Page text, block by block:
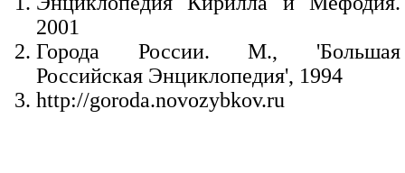
2001
Города России. М., 'Большая
Российская Энциклопедия', 1994
http://goroda.novozybkov.ru